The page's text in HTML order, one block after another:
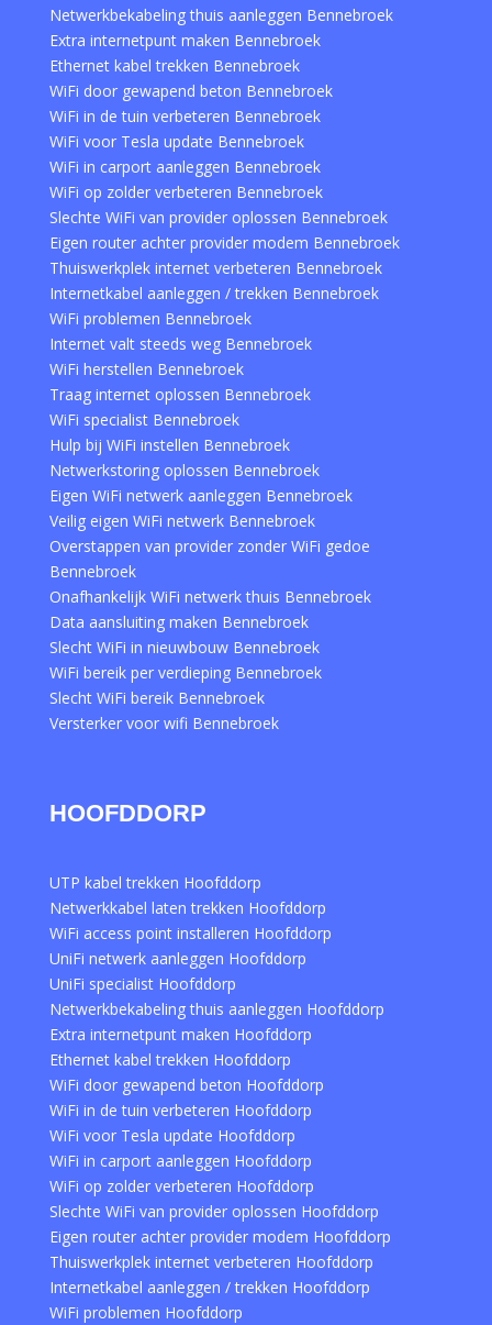
Netwerkbekabeling thuis aanleggen Bennebroek
Extra internetpunt maken Bennebroek
Ethernet kabel trekken Bennebroek
WiFi door gewapend beton Bennebroek
WiFi in de tuin verbeteren Bennebroek
WiFi voor Tesla update Bennebroek
WiFi in carport aanleggen Bennebroek
WiFi op zolder verbeteren Bennebroek
Slechte WiFi van provider oplossen Bennebroek
Eigen router achter provider modem Bennebroek
Thuiswerkplek internet verbeteren Bennebroek
Internetkabel aanleggen / trekken Bennebroek
WiFi problemen Bennebroek
Internet valt steeds weg Bennebroek
WiFi herstellen Bennebroek
Traag internet oplossen Bennebroek
WiFi specialist Bennebroek
Hulp bij WiFi instellen Bennebroek
Netwerkstoring oplossen Bennebroek
Eigen WiFi netwerk aanleggen Bennebroek
Veilig eigen WiFi netwerk Bennebroek
Overstappen van provider zonder WiFi gedoe
Bennebroek
Onafhankelijk WiFi netwerk thuis Bennebroek
Data aansluiting maken Bennebroek
Slecht WiFi in nieuwbouw Bennebroek
WiFi bereik per verdieping Bennebroek
Slecht WiFi bereik Bennebroek
Versterker voor wifi Bennebroek
HOOFDDORP
UTP kabel trekken Hoofddorp
Netwerkkabel laten trekken Hoofddorp
WiFi access point installeren Hoofddorp
UniFi netwerk aanleggen Hoofddorp
UniFi specialist Hoofddorp
Netwerkbekabeling thuis aanleggen Hoofddorp
Extra internetpunt maken Hoofddorp
Ethernet kabel trekken Hoofddorp
WiFi door gewapend beton Hoofddorp
WiFi in de tuin verbeteren Hoofddorp
WiFi voor Tesla update Hoofddorp
WiFi in carport aanleggen Hoofddorp
WiFi op zolder verbeteren Hoofddorp
Slechte WiFi van provider oplossen Hoofddorp
Eigen router achter provider modem Hoofddorp
Thuiswerkplek internet verbeteren Hoofddorp
Internetkabel aanleggen / trekken Hoofddorp
WiFi problemen Hoofddorp